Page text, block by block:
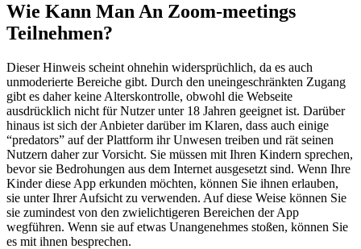
Wie Kann Man An Zoom-meetings
Teilnehmen?
Dieser Hinweis scheint ohnehin widersprüchlich, da es auch
unmoderierte Bereiche gibt. Durch den uneingeschränkten Zugang
gibt es daher keine Alterskontrolle, obwohl die Webseite
ausdrücklich nicht für Nutzer unter 18 Jahren geeignet ist. Darüber
hinaus ist sich der Anbieter darüber im Klaren, dass auch einige
“predators” auf der Plattform ihr Unwesen treiben und rät seinen
Nutzern daher zur Vorsicht. Sie müssen mit Ihren Kindern sprechen,
bevor sie Bedrohungen aus dem Internet ausgesetzt sind. Wenn Ihre
Kinder diese App erkunden möchten, können Sie ihnen erlauben,
sie unter Ihrer Aufsicht zu verwenden. Auf diese Weise können Sie
sie zumindest von den zwielichtigeren Bereichen der App
wegführen. Wenn sie auf etwas Unangenehmes stoßen, können Sie
es mit ihnen besprechen.